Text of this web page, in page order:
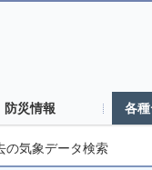
防災情報 各
の気象データ検索